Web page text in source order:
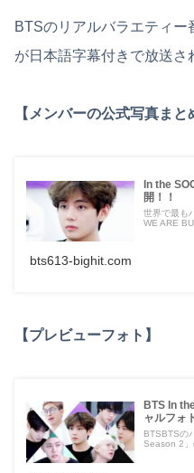
BTSのリアルバラエティー
が日本語字幕付きで放送さ
【メンバーの公式写真まと
In the
開！！
世界で最も
WE ARE
bts613-bighit.com
【プレビューフォト】
BTS In
ャルフォ
BTSBTSの
Season 2」